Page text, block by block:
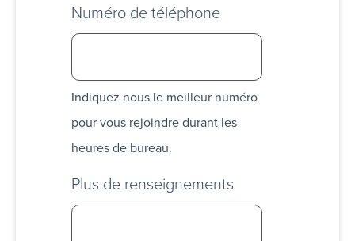
Numéro de téléphone
Indiquez nous le meilleur numéro
pour vous rejoindre durant les
heures de bureau.
Plus de renseignements